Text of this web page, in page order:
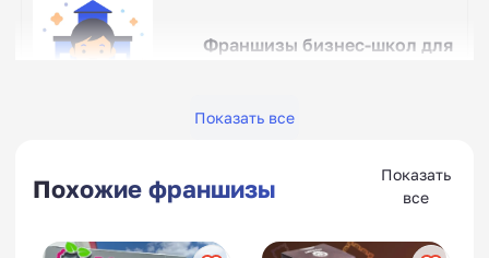
Франшизы бизнес-школ для
Показать все
Похожие франшизы
Показать
все